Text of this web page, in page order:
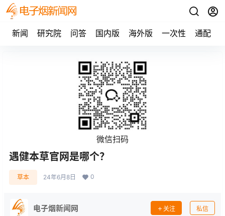
新闻 研究院 问答 国内版 海外版 一次性 通配
微信扫码
遇健本草官网是哪个？
草本 24年6月8日 0
电子烟新闻网 关注 私信